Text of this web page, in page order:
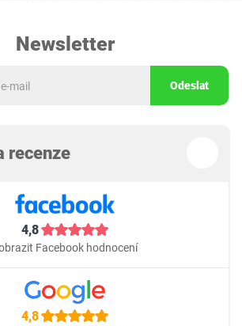
Newsletter
Odeslat
recenze
4,8
Facebook hodnocení
4,8